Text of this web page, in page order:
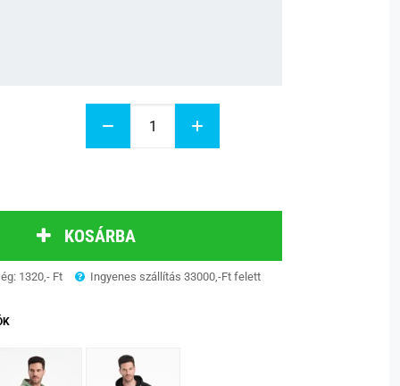
KOSÁRBA
1320,- Ft Ingyenes szállítás 33000,-Ft felett